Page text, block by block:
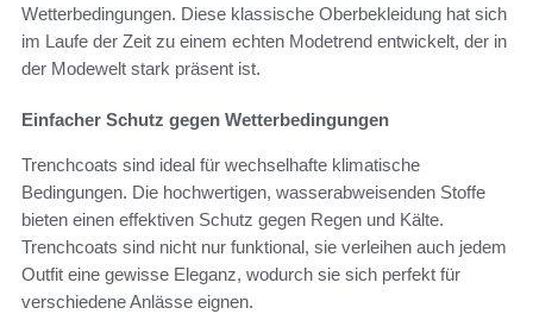
Wetterbedingungen. Diese klassische Oberbekleidung hat sich
im Laufe der Zeit zu einem echten Modetrend entwickelt, der in
der Modewelt stark präsent ist.
Einfacher Schutz gegen Wetterbedingungen
Trenchcoats sind ideal für wechselhafte klimatische
Bedingungen. Die hochwertigen, wasserabweisenden Stoffe
bieten einen effektiven Schutz gegen Regen und Kälte.
Trenchcoats sind nicht nur funktional, sie verleihen auch jedem
Outfit eine gewisse Eleganz, wodurch sie sich perfekt für
verschiedene Anlässe eignen.